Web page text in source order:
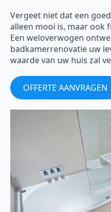
Vergeet niet dat een
alleen mooi is, maar ook
Een weloverwogen
badkamerrenovatie uw
waarde van uw huis zal
OFFERTE AANVRAGEN